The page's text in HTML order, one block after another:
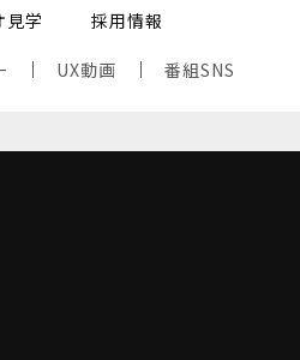
見学 採用情報
UX動画 番組SNS